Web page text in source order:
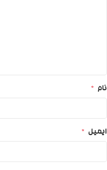
نام *
ایمیل *